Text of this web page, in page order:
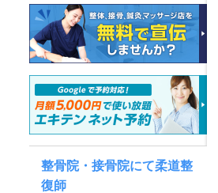
整骨院・接骨院にて柔道整
復師